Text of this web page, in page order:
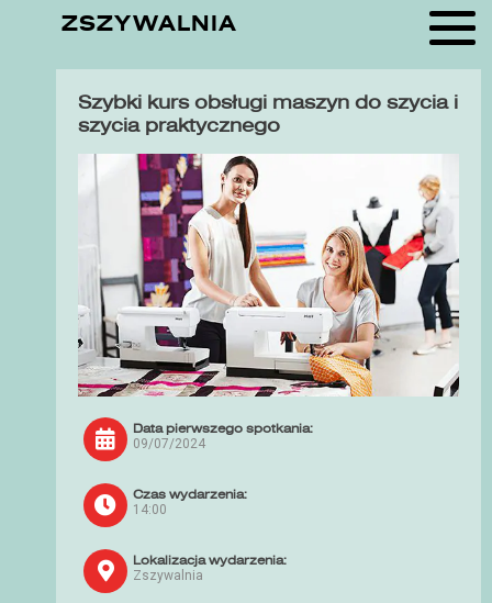
ZSZYWALNIA
Szybki kurs obsługi maszyn do szycia i
szycia praktycznego
Data pierwszego spotkania:
09/07/2024
Czas wydarzenia:
14:00
Lokalizacja wydarzenia:
Zszywalnia